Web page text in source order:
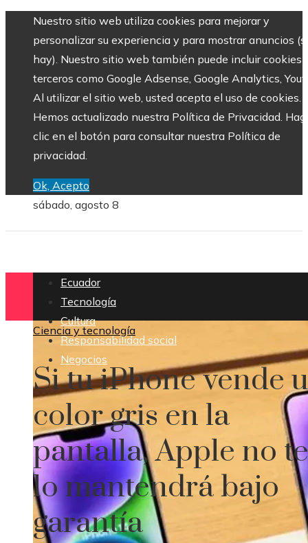
Nuestro sitio web utiliza cookies para mejorar y
personalizar su experiencia y para mostrar anuncios
hay). Nuestro sitio web también puede incluir cookies
terceros como Google Adsense, Google Analytics,
Al utilizar el sitio web, usted acepta el uso de cookies.
Hemos actualizado nuestra Política de Privacidad.
clic en el botón para consultar nuestra Política de
privacidad.
Ok, Acepto
sábado, agosto 8
Ecuador
Tecnología
Cultura
Responsabilidad social
Negocios
Ciencia y tecnología
Si tu iPhone vende
color gris en la
pantalla, Apple no te
lo mantendrá bajo
garantía